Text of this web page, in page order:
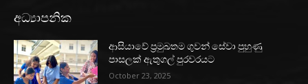
අධ්‍යාපනික
ආසියාවේ ප්‍රමුඛතම ගුවන් සේවා පුහුණු
පාසලක් ඇතුගල් පුරවරයට
October 23, 2025